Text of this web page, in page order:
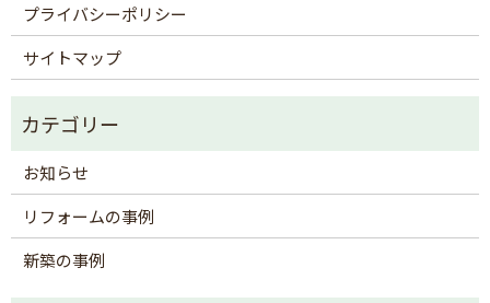
プライバシーポリシー
サイトマップ
お知らせ
リフォームの事例
新築の事例